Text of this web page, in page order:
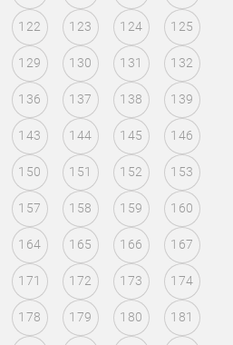
122 123 124 125
129 130 131 132
136 137 138 139
143 144 145 146
150 151 152 153
157 158 159 160
164 165 166 167
171 172 173 174
178 179 180 181